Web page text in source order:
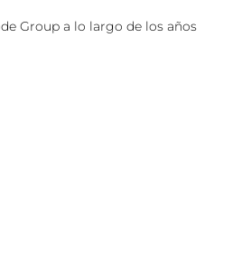
Group a lo largo de los años